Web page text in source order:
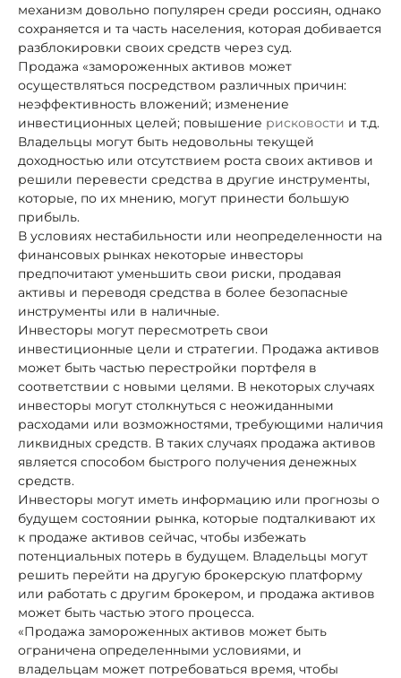
механизм довольно популярен среди россиян, однако
сохраняется и та часть населения, которая добивается
разблокировки своих средств через суд.
Продажа «замороженных активов может
осуществляться посредством различных причин:
неэффективность вложений; изменение
инвестиционных целей; повышение рисковости и т.д.
Владельцы могут быть недовольны текущей
доходностью или отсутствием роста своих активов и
решили перевести средства в другие инструменты,
которые, по их мнению, могут принести большую
прибыль.
В условиях нестабильности или неопределенности на
финансовых рынках некоторые инвесторы
предпочитают уменьшить свои риски, продавая
активы и переводя средства в более безопасные
инструменты или в наличные.
Инвесторы могут пересмотреть свои
инвестиционные цели и стратегии. Продажа активов
может быть частью перестройки портфеля в
соответствии с новыми целями. В некоторых случаях
инвесторы могут столкнуться с неожиданными
расходами или возможностями, требующими наличия
ликвидных средств. В таких случаях продажа активов
является способом быстрого получения денежных
средств.
Инвесторы могут иметь информацию или прогнозы о
будущем состоянии рынка, которые подталкивают их
к продаже активов сейчас, чтобы избежать
потенциальных потерь в будущем. Владельцы могут
решить перейти на другую брокерскую платформу
или работать с другим брокером, и продажа активов
может быть частью этого процесса.
«Продажа замороженных активов может быть
ограничена определенными условиями, и
владельцам может потребоваться время, чтобы